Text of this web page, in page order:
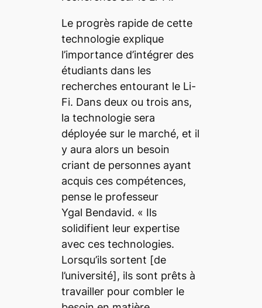
Le progrès rapide de cette
technologie explique
l’importance d’intégrer des
étudiants dans les
recherches entourant le Li-
Fi. Dans deux ou trois ans,
la technologie sera
déployée sur le marché, et il
y aura alors un besoin
criant de personnes ayant
acquis ces compétences,
pense le professeur
Ygal Bendavid. « Ils
solidifient leur expertise
avec ces technologies.
Lorsqu’ils sortent [de
l’université], ils sont prêts à
travailler pour combler le